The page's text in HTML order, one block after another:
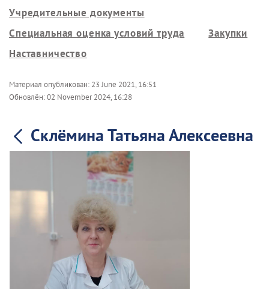
Учредительные документы
Специальная оценка условий труда
Закупки
Наставничество
Материал опубликован: 23 June 2021, 16:51
Обновлён:02 November 2024, 16:28
Склёмина Татьяна Алексеевна